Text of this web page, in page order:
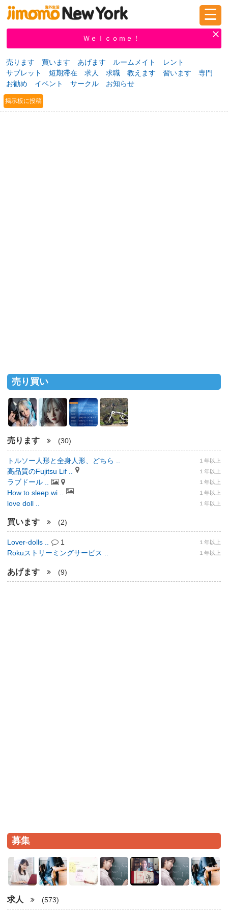
新規登録
掲示板 教えて！
☰
Ｗｅｌｃｏｍｅ！
売ります 買います あげます ルームメイト
レント
サブレット
短期滞在 求人 求職 教えます 習います
専門
お勧め
イベント サークル お知らせ
掲示板に投稿
売り買い
売ります (30)
トルソー人形と全身人形、どちら .. １年以上
高品質のFujitsu Lif .. １年以上
ラブドール .. １年以上
How to sleep wi .. １年以上
love doll .. １年以上
買います (2)
Lover-dolls .. 1 １年以上
Rokuストリーミングサービス .. １年以上
あげます (9)
募集
求人 (573)